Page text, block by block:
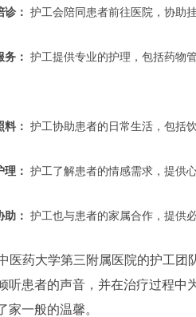
： 护工会陪同患者前往医院，协助
： 护工提供专业的护理，包括药物
： 护工协助患者的日常生活，包括
： 护工了解患者的情感需求，提供
： 护工也与患者的家属合作，提供
药大学第三附属医院的护工团
听患者的声音，并在治疗过程
家一般的温馨。